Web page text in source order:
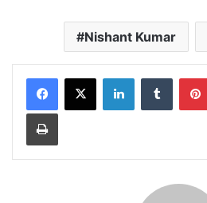
Nishant Kumar
LinkedInTumblr
Print